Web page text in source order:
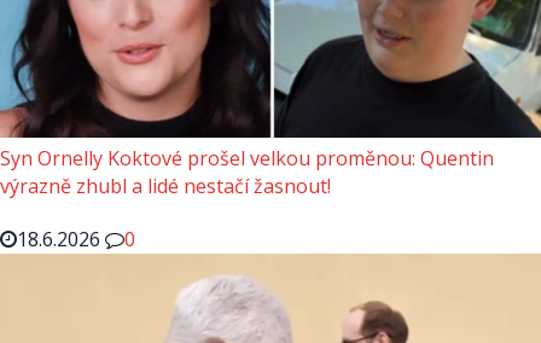
Syn Ornelly Koktové prošel velkou proměnou: Quentin
výrazně zhubl a lidé nestačí žasnout!
18.6.2026
0